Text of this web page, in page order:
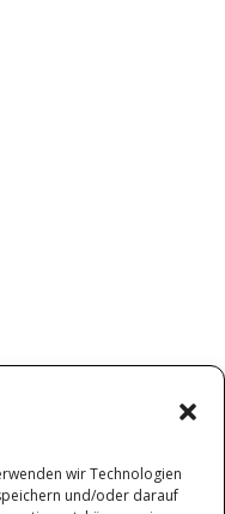
wir Technologien
und/oder darauf